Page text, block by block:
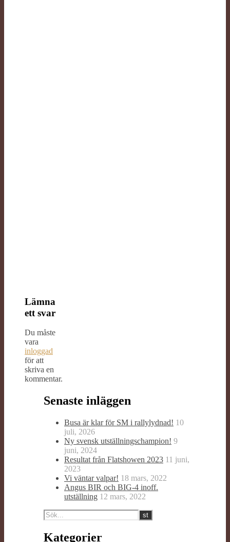
Lämna
ett svar
Du måste
vara
inloggad
för att
skriva en
kommentar.
Senaste inläggen
Busa är klar för SM i rallylydnad! 10
juli, 2026
Ny svensk utställningschampion! 9
juni, 2024
Resultat från Flatshowen 2023 11 juni,
2023
Vi väntar valpar! 18 mars, 2022
Angus BIR och BIG-4 inoff.
utställning 12 mars, 2022
Kategorier